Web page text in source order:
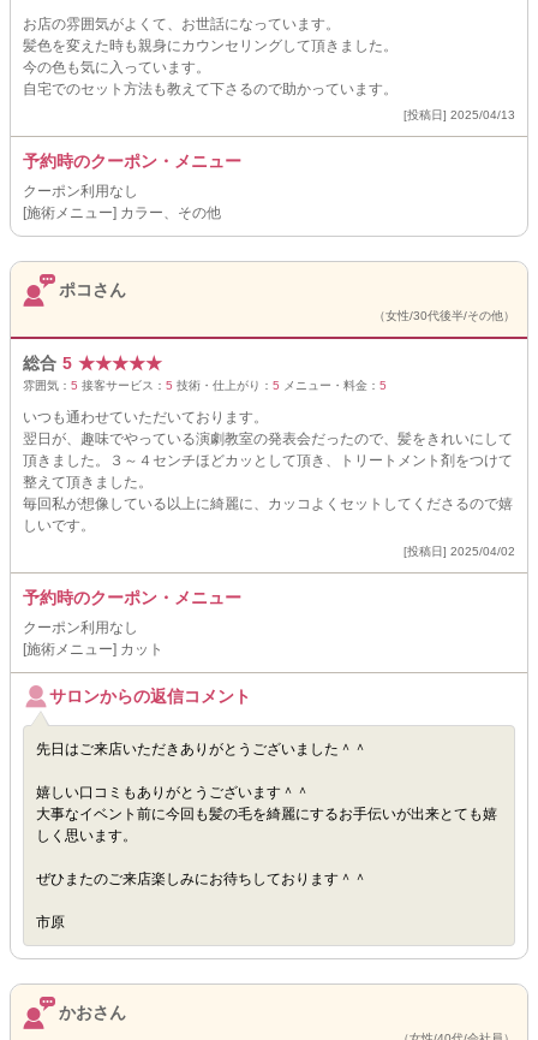
お店の雰囲気がよくて、お世話になっています。
髪色を変えた時も親身にカウンセリングして頂きました。
今の色も気に入っています。
自宅でのセット方法も教えて下さるので助かっています。
[投稿日] 2025/04/13
予約時のクーポン・メニュー
クーポン利用なし
[施術メニュー] カラー、その他
ポコさん
（女性/30代後半/その他）
総合 5 ★★★★★
雰囲気： 5 接客サービス： 5 技術・仕上がり： 5 メニュー・料金： 5
いつも通わせていただいております。
翌日が、趣味でやっている演劇教室の発表会だったので、髪をきれいにして
頂きました。３～４センチほどカッとして頂き、トリートメント剤をつけて
整えて頂きました。
毎回私が想像している以上に綺麗に、カッコよくセットしてくださるので嬉
しいです。
[投稿日] 2025/04/02
予約時のクーポン・メニュー
クーポン利用なし
[施術メニュー] カット
サロンからの返信コメント
先日はご来店いただきありがとうございました＾＾
嬉しい口コミもありがとうございます＾＾
大事なイベント前に今回も髪の毛を綺麗にするお手伝いが出来とても嬉
しく思います。
ぜひまたのご来店楽しみにお待ちしております＾＾
市原
かおさん